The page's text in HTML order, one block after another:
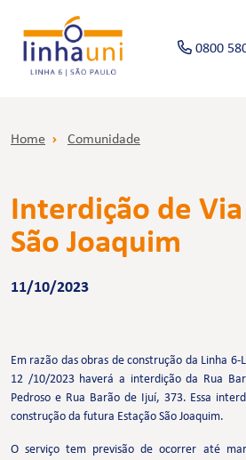
0800
Home Comunidade
Interdição de Via
São Joaquim
11/10/2023
Em razão das obras de construção da Linha
12 /10/2023 haverá a interdição da Rua
Pedroso e Rua Barão de Ijuí, 373. Essa
construção da futura Estação São Joaquim.
O serviço tem previsão de ocorrer até